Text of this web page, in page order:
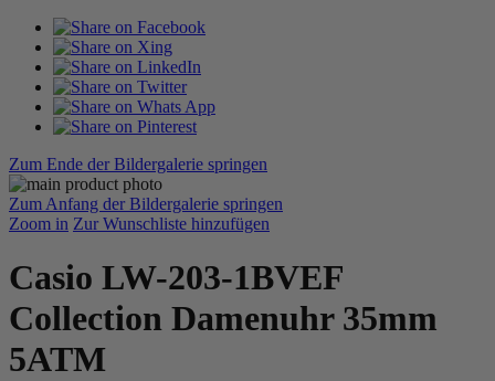
Zum Ende der Bildergalerie springen
Zum Anfang der Bildergalerie springen
Zoom in Zur Wunschliste hinzufügen
Casio LW-203-1BVEF
Collection Damenuhr 35mm
5ATM